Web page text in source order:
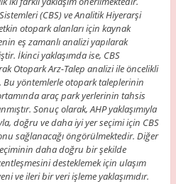
(CBS) ve Analitik Hiyerarşi
otopark alanları için kaynak
eş zamanlı analizi yapılarak
İkinci yaklaşımda ise, CBS
Otopark Arz-Talep analizi ile öncelikli
Bu yöntemlerle otopark taleplerinin
araç park yerlerinin tahsis
Sonuç olarak, AHP yaklaşımıyla
doğru ve daha iyi yer seçimi için CBS
sağlanacağı öngörülmektedir. Diğer
daha doğru bir şekilde
desteklemek için ulaşım
ve ileri bir veri işleme yaklaşımıdır.